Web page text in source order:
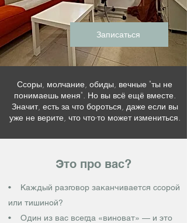
Записаться
Ссоры, молчание, обиды, вечные "ты не
понимаешь меня". Но вы всё ещё вместе.
Значит, есть за что бороться, даже если вы
уже не верите, что что-то может измениться.
Это про вас?
• Каждый разговор заканчивается ссорой
или тишиной?
• Один из вас всегда «виноват» — и это